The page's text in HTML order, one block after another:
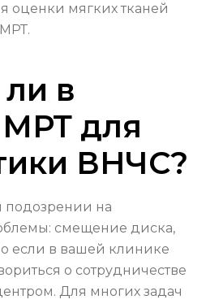
оценки мягких тканей
в
для
ВНЧС?
подозрении на
смещение диска,
если в вашей клинике
о сотрудничестве
Для многих задач